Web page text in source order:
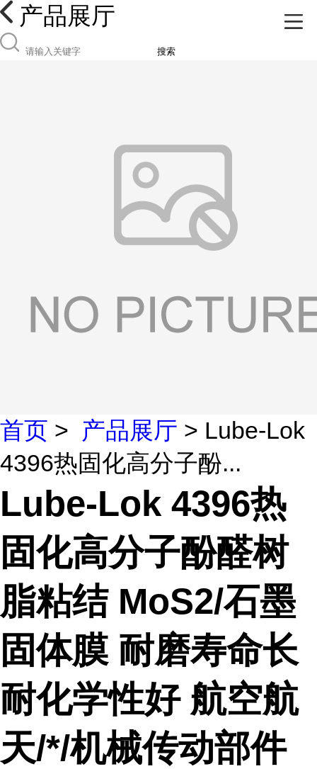
产品展厅
搜索
首页 > 产品展厅 > Lube-Lok
4396热固化高分子酚...
Lube-Lok 4396热
固化高分子酚醛树
脂粘结 MoS2/石墨
固体膜 耐磨寿命长
耐化学性好 航空航
天/*/机械传动部件